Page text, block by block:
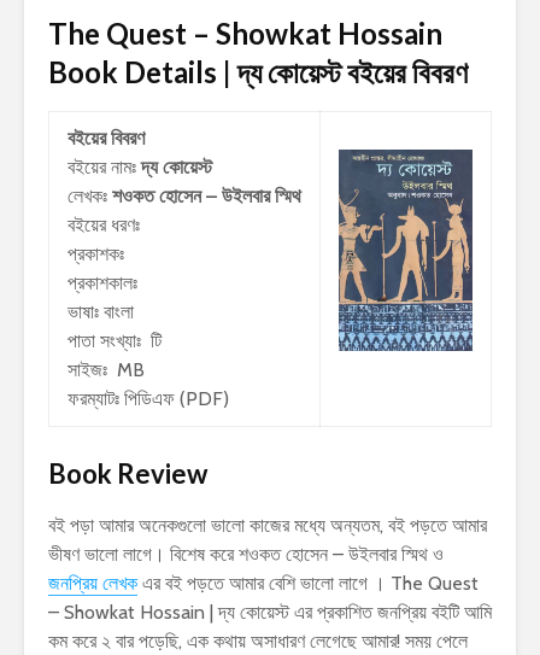
The Quest – Showkat Hossain
Book Details | দ্য কোয়েস্টবইয়ের বিবরণ
বইয়ের বিবরণ
বইয়ের নামঃদ্য কোয়েস্ট
লেখকঃ শওকত হোসেন – উইলবার স্মিথ
বইয়ের ধরণঃ
প্রকাশকঃ
প্রকাশকালঃ
ভাষাঃ বাংলা
পাতা সংখ্যাঃ টি
সাইজঃ MB
ফরম্যাটঃ পিডিএফ (PDF)
Book Review
বই পড়া আমার অনেকগুলো ভালো কাজের মধ্যে অন্যতম, বই পড়তে আমার
ভীষণ ভালো লাগে। বিশেষ করে শওকত হোসেন – উইলবার স্মিথ ও
জনপ্রিয় লেখক এর বই পড়তে আমার বেশি ভালো লাগে । The Quest
– Showkat Hossain | দ্য কোয়েস্ট এর প্রকাশিত জনপ্রিয় বইটি আমি
কম করে ২ বার পড়েছি, এক কথায় অসাধারণ লেগেছে আমার! সময় পেলে